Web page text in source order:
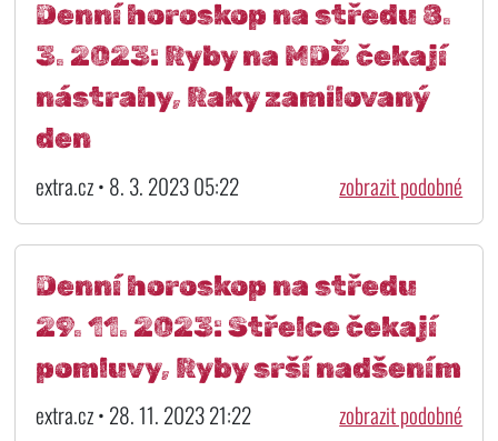
Denní horoskop na středu 8.
3. 2023: Ryby na MDŽ čekají
nástrahy, Raky zamilovaný
den
extra.cz • 8. 3. 2023 05:22 zobrazit podobné
Denní horoskop na středu
29. 11. 2023: Střelce čekají
pomluvy, Ryby srší nadšením
extra.cz • 28. 11. 2023 21:22 zobrazit podobné